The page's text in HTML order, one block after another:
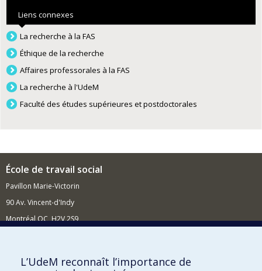
Liens connexes
La recherche à la FAS
Éthique de la recherche
Affaires professorales à la FAS
La recherche à l'UdeM
Faculté des études supérieures et postdoctorales
École de travail social
Pavillon Marie-Victorin
90 Av. Vincent-d'Indy
Montréal QC H2V 2S9
Comment soutenir l'École?
L’UdeM reconnaît l’importance de